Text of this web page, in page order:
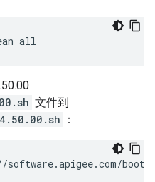
all
文件到
：